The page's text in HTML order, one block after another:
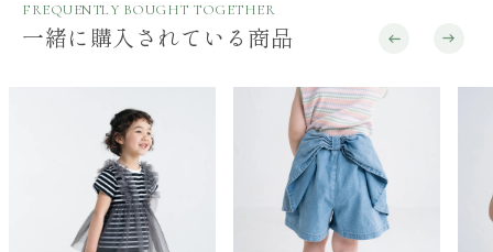
FREQUENTLY BOUGHT TOGETHER
一緒に購入されている商品